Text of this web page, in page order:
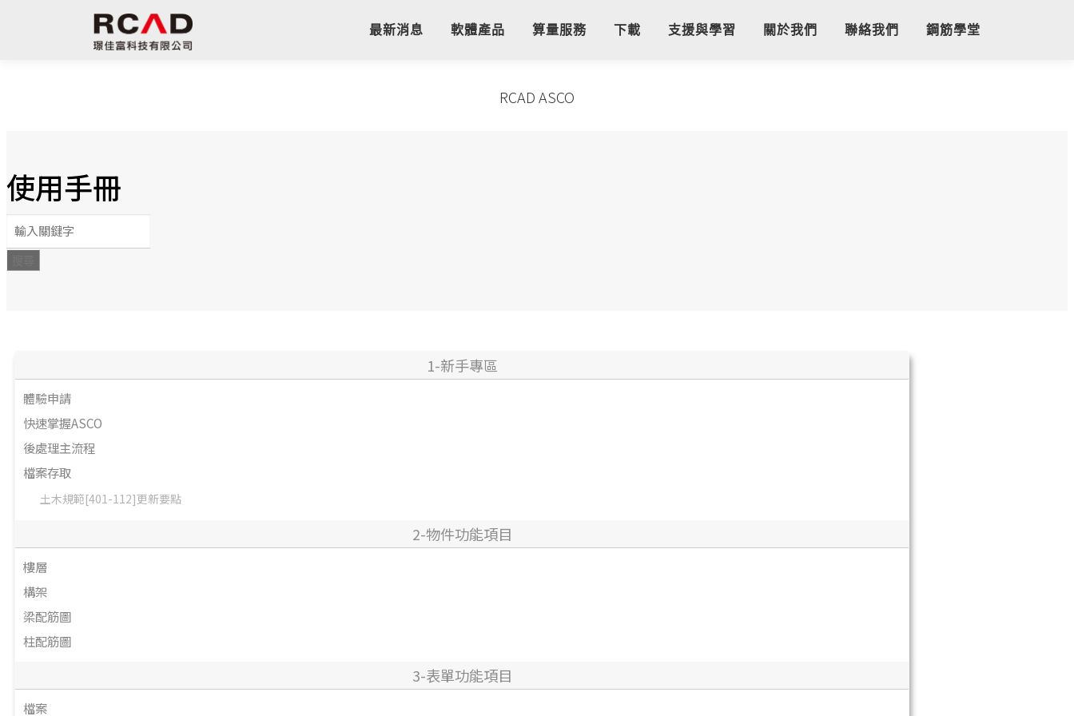
最新消息 軟體產品 算量服務 下載 支援與學習 關於我們 聯絡我們 鋼筋學堂
RCAD ASCO
使用手冊
1-新手專區
體驗申請
快速掌握ASCO
後處理主流程
檔案存取
土木規範[401-112]更新要點
2-物件功能項目
樓層
構架
梁配筋圖
柱配筋圖
3-表單功能項目
檔案